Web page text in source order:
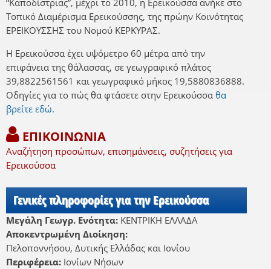
“Καποδίστριας”, μέχρι το 2010, η Ερεικούσσα ανήκε στο
Τοπικό Διαμέρισμα Ερεικούσσης, της πρώην Κοινότητας
ΕΡΕΙΚΟΥΣΣΗΣ του Νομού ΚΕΡΚΥΡΑΣ.
Η Ερεικούσσα έχει υψόμετρο 60 μέτρα από την
επιφάνεια της θάλασσας, σε γεωγραφικό πλάτος
39,8822561561 και γεωγραφικό μήκος 19,5880836888.
Οδηγίες για το πώς θα φτάσετε στην Ερεικούσσα θα
βρείτε εδώ.
ΕΠΙΚΟΙΝΩΝΙΑ
Αναζήτηση προσώπων, επισημάνσεις, συζητήσεις για
Ερεικούσσα
Γενικές πληροφορίες για την Ερεικούσσα
Μεγάλη Γεωγρ. Ενότητα: ΚΕΝΤΡΙΚΗ ΕΛΛΑΔΑ
Αποκεντρωμένη Διοίκηση:
Πελοποννήσου, Δυτικής Ελλάδας και Ιονίου
Περιφέρεια: Ιονίων Νήσων